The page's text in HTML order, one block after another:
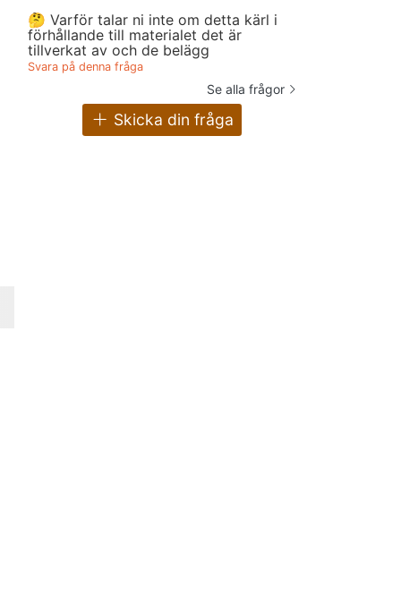
🤔 Varför talar ni inte om detta kärl i
förhållande till materialet det är
tillverkat av och de belägg
Svara på denna fråga
Se alla frågor
Skicka din fråga